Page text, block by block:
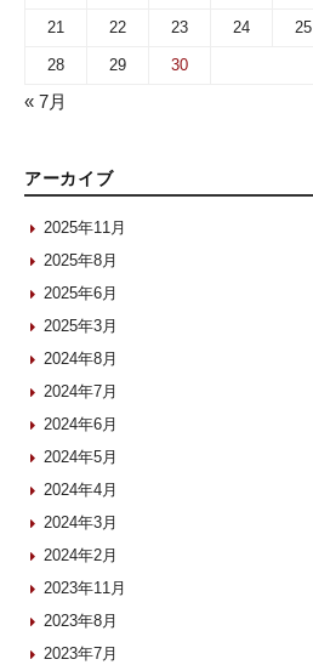
21 22 23 24 25
28 29 30
« 7月
アーカイブ
2025年11月
2025年8月
2025年6月
2025年3月
2024年8月
2024年7月
2024年6月
2024年5月
2024年4月
2024年3月
2024年2月
2023年11月
2023年8月
2023年7月